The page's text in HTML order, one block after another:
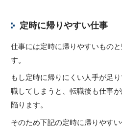
定時に帰りやすい仕事
仕事には定時に帰りやすいもの
す。
もし定時に帰りにくい人手が足
職してしまうと、転職後も仕事
陥ります。
そのため下記の定時に帰りやす